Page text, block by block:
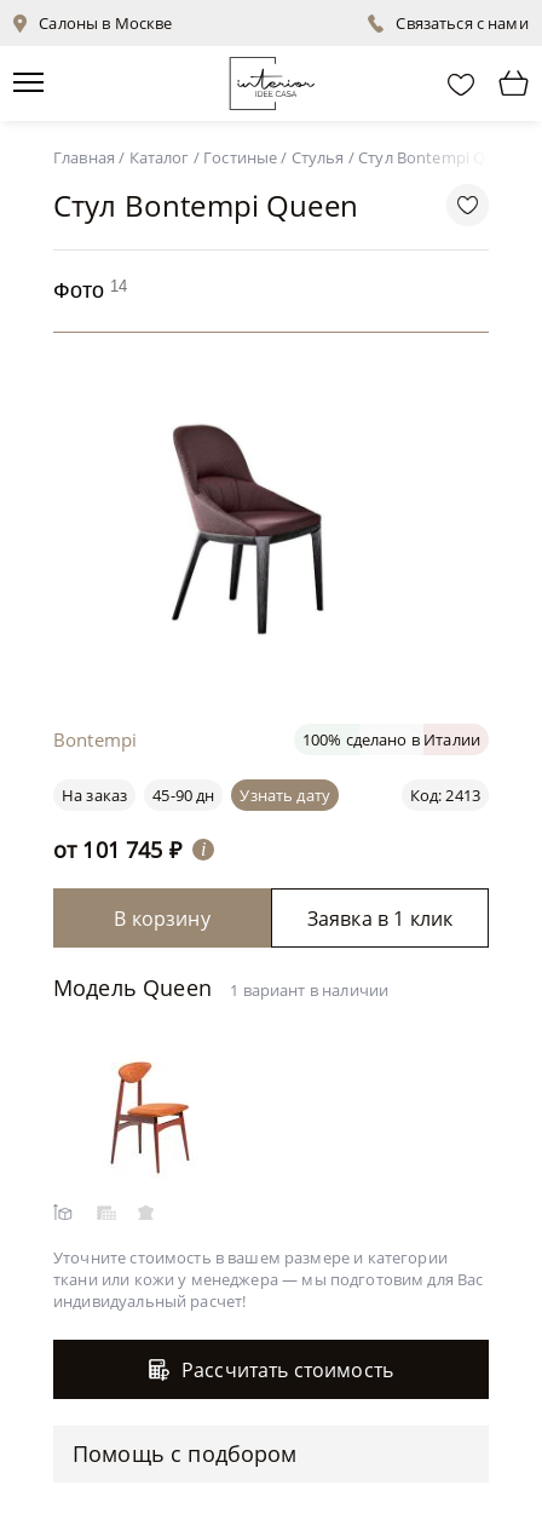
Салоны в Москве Связаться с нами
Главная / Каталог / Гостиные/ Стулья / Стул Bontempi Queen
Стул Bontempi Queen
Фото 14
Bontempi 100% сделано в Италии
Код: 2413
На заказ 45-90 дн Узнать дату
от 101 745 ₽ i
В корзину Заявка в 1 клик
Модель Queen 1 вариант в наличии
Уточните стоимость в вашем размере и категории
ткани или кожи у менеджера — мы подготовим для Вас
индивидуальный расчет!
Рассчитать стоимость
Помощь с подбором